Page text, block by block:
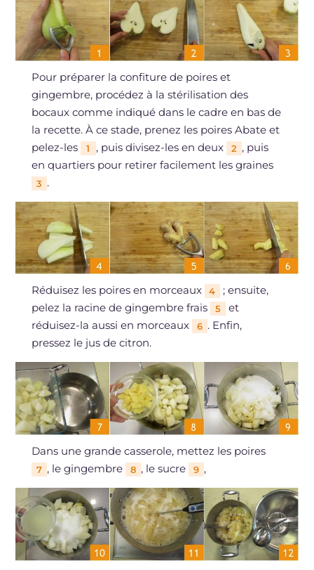
Pour préparer la confiture de poires et
gingembre, procédez à la stérilisation des
bocaux comme indiqué dans le cadre en bas de
la recette. À ce stade, prenez les poires Abate et
pelez-les
1 , puis divisez-les en deux 2 , puis
en quartiers pour retirer facilement les graines
3 .
Réduisez les poires en morceaux 4
; ensuite,
pelez la racine de gingembre frais
5
et
réduisez-la aussi en morceaux
6 . Enfin,
pressez le jus de citron.
Dans une grande casserole, mettez les poires
7 , le gingembre 8 , le sucre 9 ,